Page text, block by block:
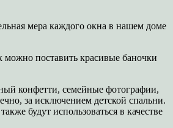
мера каждого окна в нашем доме
поставить красивые баночки
конфетти, семейные фотографии,
за исключением детской спальни.
будут использоваться в качестве